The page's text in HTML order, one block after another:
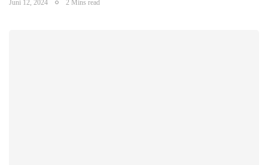
Juni 12, 2024 2 Mins read